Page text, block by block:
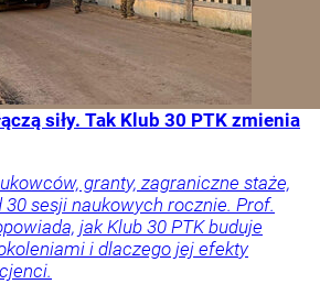
siły. Tak Klub 30 PTK zmienia
granty, zagraniczne staże,
sesji naukowych rocznie. Prof.
jak Klub 30 PTK buduje
i dlaczego jej efekty